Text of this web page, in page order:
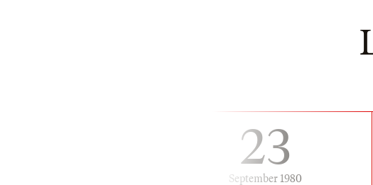
23
September 1980